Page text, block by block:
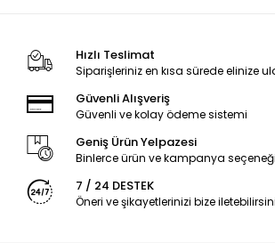
Hızlı Teslimat
Siparişleriniz en kısa sürede elinize
Güvenli Alışveriş
Güvenli ve kolay ödeme sistemi
Geniş Ürün Yelpazesi
Binlerce ürün ve kampanya seçeneği
7 / 24 DESTEK
Öneri ve şikayetlerinizi bize